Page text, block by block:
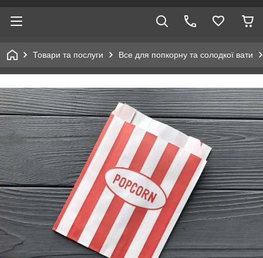
Товари та послуги Все для попкорну та солодкої вати